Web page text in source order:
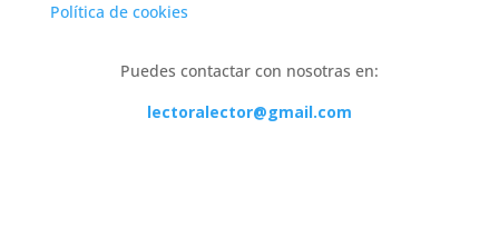
Política de cookies
Puedes contactar con nosotras en:
lectoralector@gmail.com